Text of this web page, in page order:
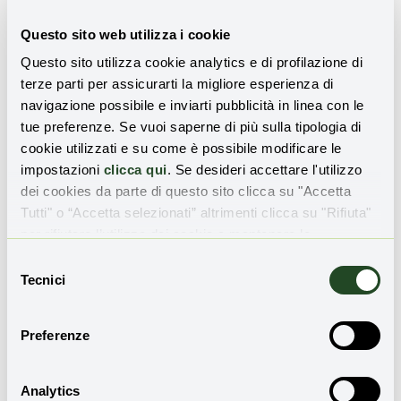
Questo sito web utilizza i cookie
Questo sito utilizza cookie analytics e di profilazione di
terze parti per assicurarti la migliore esperienza di
navigazione possibile e inviarti pubblicità in linea con le
tue preferenze. Se vuoi saperne di più sulla tipologia di
cookie utilizzati e su come è possibile modificare le
impostazioni clicca qui. Se desideri accettare l'utilizzo
dei cookies da parte di questo sito clicca su "Accetta
Tutti" o “Accetta selezionati” altrimenti clicca su "Rifiuta"
delTecnici
Preferenze
Analytics
Condividi l'articolo
ricerca no profit, ha scritto, tra gli altri,